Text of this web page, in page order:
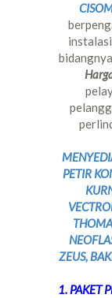
PETIR
ZEUS,
1. PAKET